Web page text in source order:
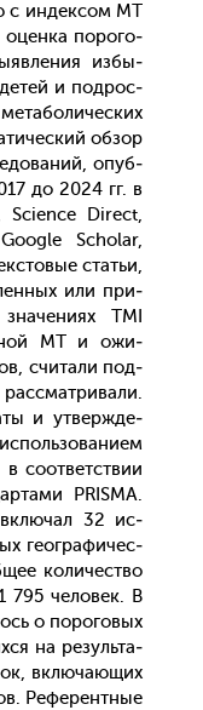
с ин­дексом МТ
оцен­ка по­рого­
из­бы­
и под­рос­
об­зор
опуб­
до 2024 гг. в
Science Direct,
Scholar,
статьи,
или при­
TMI
МТ и ожи­
счи­тали под­
и ут­вер­жде­
со­от­ветс­твии
PRISMA.
вклю­чал 32 ис­
ге­ог­ра­фичес­
ко­личес­тво
795 че­ловек. В
о по­рого­вых
на ре­зуль­та­
вклю­ча­ющих
Ре­ферен­тные